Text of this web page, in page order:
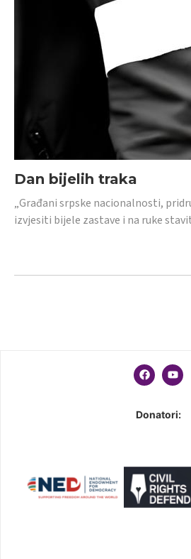
Dan bijelih traka
„Građani srpske nacionalnosti,
izvjesiti bijele zastave i na ruke
Donatori: